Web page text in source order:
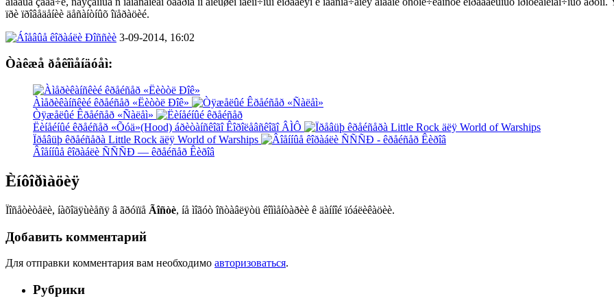
ïðè ïðîâåäåíèè äåñàíòíûõ îïåðàöèé.
3-09-2014, 16:02
Òàêæå ðåêîìåíäóåì:
Àìåðèêàíñêèé êðåéñåð «Ëèòòë Ðîê»
Òÿæåëûé Êðåéñåð «Ñàëåì»
Ëèíåéíûé êðåéñåð «Õóä»(Hood) áðèòàíñêîãî Êîðîëåâñêîãî ÂÌÔ
Ïðåâüþ êðåéñåðà Little Rock äëÿ World of Warships
Âîåííûå êîðàáëè ÑÑÑÐ — êðåéñåð Êèðîâ
Èíôîðìàöèÿ
Ïîñåòèòåëè, íàõîäÿùèåñÿ â ãðóïïå Ãîñòè, íå ìîãóò îñòàâëÿòü êîììåíòàðèè ê äàííîé ïóáëèêàöèè.
Добавить комментарий
Для отправки комментария вам необходимо авторизоваться.
Рубрики